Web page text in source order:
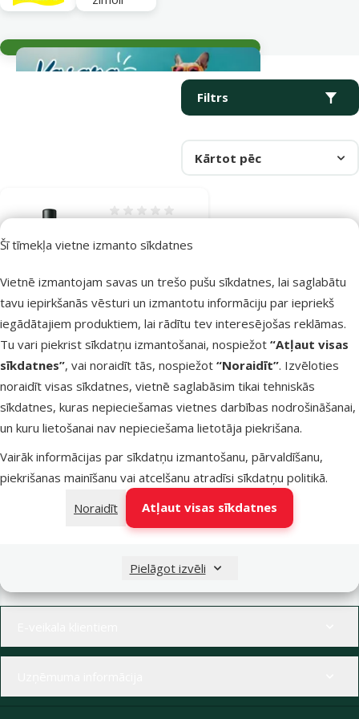
Šī tīmekļa vietne izmanto sīkdatnes
Vietnē izmantojam savas un trešo pušu sīkdatnes, lai saglabātu
tavu iepirkšanās vēsturi un izmantotu informāciju par iepriekš
iegādātajiem produktiem, lai rādītu tev interesējošas reklāmas.
Tu vari piekrist sīkdatņu izmantošanai, nospiežot “Atļaut visas
sīkdatnes”, vai noraidīt tās, nospiežot “Noraidīt”. Izvēloties
noraidīt visas sīkdatnes, vietnē saglabāsim tikai tehniskās
sīkdatnes, kuras nepieciešamas vietnes darbības nodrošināšanai,
un kuru lietošanai nav nepieciešama lietotāja piekrišana.
Vairāk informācijas par sīkdatņu izmantošanu, pārvaldīšanu,
piekrišanas mainīšanu vai atcelšanu atradīsi sīkdatņu politikā.
Noraidīt
Atļaut visas sīkdatnes
Pielāgot izvēli
Filtrs
Kārtot pēc
akvārijam –
TETRA WP 600
Atsauksmes 0%
Oriģinālā cena
29,99 €
Cena
19,98 €
Atlaide
-33 %
Nav pieejams Apskatīt
Raksti e-pastā
eveikals@dinozoo.lv
Zvani – 26 100 502
P–Pk 9:00 – 17:00
Apmeklē klātienē